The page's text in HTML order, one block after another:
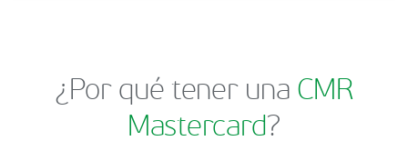
¿Por qué tener una CMR
Mastercard?